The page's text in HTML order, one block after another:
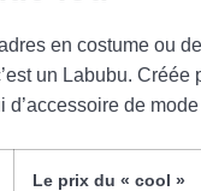
en costume ou
un Labubu. Créée
de
Le prix du « cool »